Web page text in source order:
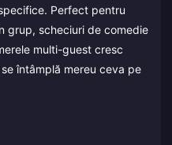
Perfect pentru
grup, scheciuri de comedie
multi-guest cresc
întâmplă mereu ceva pe